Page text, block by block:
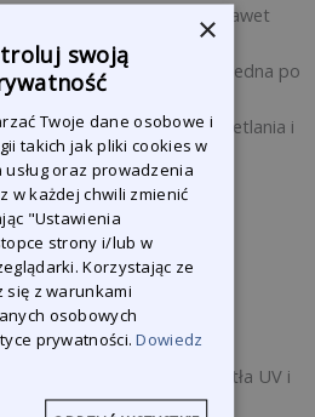
specjalnie do wypełniania nawet
wielu cienkich warstw jedna po
zależy od odległości naświetlania i
(czarna tuba odporna na
UV)
W temperaturze 7°C –
wewnątrz/przed
przed źródłami światła UV i
×
swoją
Twoje dane osobowe i
takich jak pliki cookies w
oraz prowadzenia
w każdej chwili zmienić
"Ustawienia
strony i/lub w
Korzystając ze
się z warunkami
osobowych
prywatności.Dowiedz